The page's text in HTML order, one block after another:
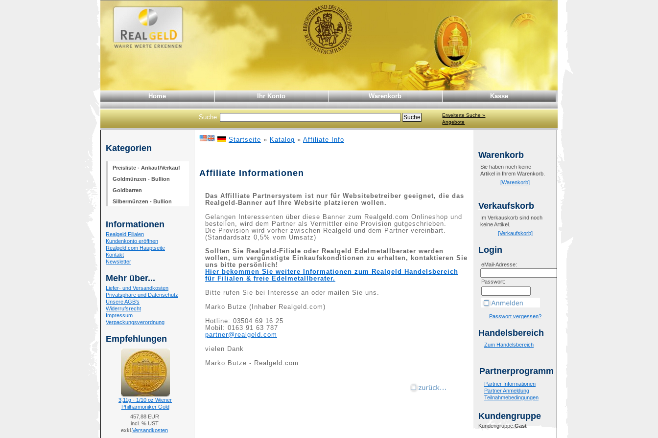
Home Ihr Konto Warenkorb Kasse
Suche
Erweiterte Suche »
Angebote
Kategorien
Preisliste - Ankauf/Verkauf
Goldmünzen - Bullion
Goldbarren
Silbermünzen - Bullion
Informationen
Realgeld Filialen
Kundenkonto eröffnen
Realgeld.com Hauptseite
Kontakt
Newsletter
Mehr über...
Liefer- und Versandkosten
Privatsphäre und Datenschutz
Unsere AGB's
Widerrufsrecht
Impressum
Verpackungsverordnung
Empfehlungen
3,11g - 1/10 oz Wiener
Philharmoniker Gold
457,88 EUR
incl. % UST
exkl. Versandkosten
Startseite » Katalog » Affiliate Info
Affiliate Informationen
Das Affilliate Partnersystem ist nur für Websitebetreiber geeignet, die das
Realgeld-Banner auf Ihre Website platzieren wollen.
Gelangen Interessenten über diese Banner zum Realgeld.com Onlineshop und
bestellen, wird dem Partner als Vermittler eine Provision gutgeschrieben.
Die Provision wird vorher zwischen Realgeld und dem Partner vereinbart.
(Standardsatz 0,5% vom Umsatz)
Sollten Sie Realgeld-Filiale oder Realgeld Edelmetallberater werden
wollen, um vergünstigte Einkaufskonditionen zu erhalten, kontaktieren Sie
uns bitte persönlich!
Hier bekommen Sie weitere Informationen zum Realgeld Handelsbereich
für Filialen & freie Edelmetallberater.
Bitte rufen Sie bei Interesse an oder mailen Sie uns.
Marko Butze (Inhaber Realgeld.com)
Hotline: 03504 69 16 25
Mobil: 0163 91 63 787
partner@realgeld.com
vielen Dank
Marko Butze - Realgeld.com
Warenkorb
Sie haben noch keine
Artikel in Ihrem Warenkorb.
[Warenkorb]
Verkaufskorb
Im Verkauskorb sind noch
keine Artikel.
[Verkaufskorb]
Login
eMail-Adresse:
Passwort:
Passwort vergessen?
Handelsbereich
Zum Handelsbereich
Partnerprogramm
Partner Informationen
Partner Anmeldung
Teilnahmebedingungen
Kundengruppe
Kundengruppe:Gast